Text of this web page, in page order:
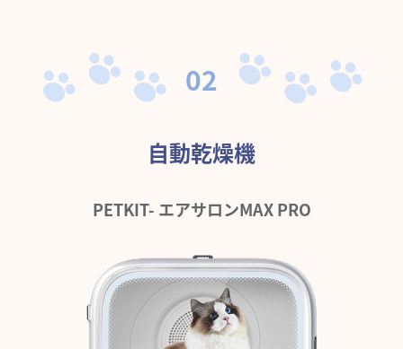
02
自動乾燥機
PETKIT- エアサロンMAX PRO